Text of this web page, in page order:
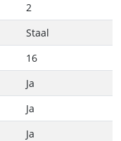
2
Staal
16
Ja
Ja
Ja